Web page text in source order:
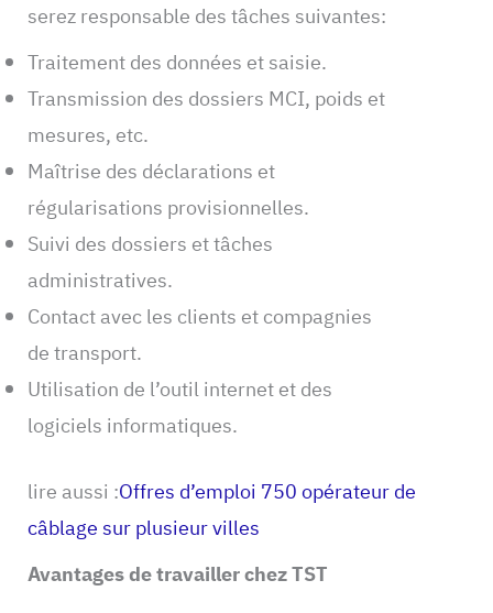
serez responsable des tâches suivantes:
Traitement des données et saisie.
Transmission des dossiers MCI, poids et
mesures, etc.
Maîtrise des déclarations et
régularisations provisionnelles.
Suivi des dossiers et tâches
administratives.
Contact avec les clients et compagnies
de transport.
Utilisation de l’outil internet et des
logiciels informatiques.
lire aussi :Offres d’emploi 750 opérateur de
câblage sur plusieur villes
Avantages de travailler chez TST